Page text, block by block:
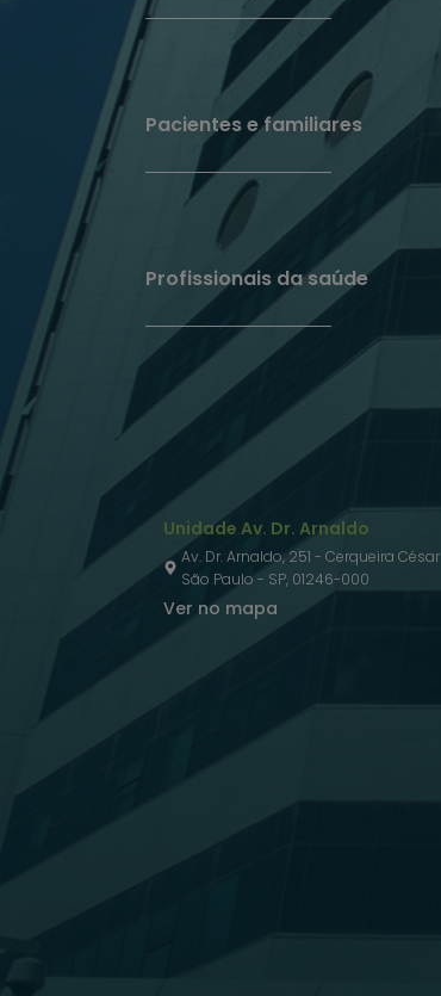
Pacientes e familiares
Profissionais da saúde
Unidade Av. Dr. Arnaldo
Av. Dr. Arnaldo, 251 - Cerqueira César
São Paulo - SP, 01246-000
Ver no mapa